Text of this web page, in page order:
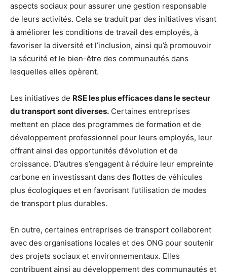
aspects sociaux pour assurer une gestion responsable
de leurs activités. Cela se traduit par des initiatives visant
à améliorer les conditions de travail des employés, à
favoriser la diversité et l’inclusion, ainsi qu’à promouvoir
la sécurité et le bien-être des communautés dans
lesquelles elles opèrent.
Les initiatives de RSE les plus efficaces dans le secteur
du transport sont diverses. Certaines entreprises
mettent en place des programmes de formation et de
développement professionnel pour leurs employés, leur
offrant ainsi des opportunités d’évolution et de
croissance. D’autres s’engagent à réduire leur empreinte
carbone en investissant dans des flottes de véhicules
plus écologiques et en favorisant l’utilisation de modes
de transport plus durables.
En outre, certaines entreprises de transport collaborent
avec des organisations locales et des ONG pour soutenir
des projets sociaux et environnementaux. Elles
contribuent ainsi au développement des communautés et